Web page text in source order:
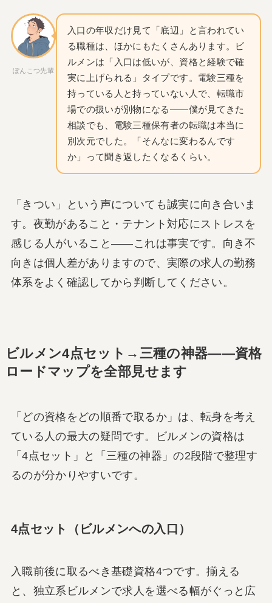
ぽんこつ先輩
入口の年収だけ見て「底辺」と言われてい
る職種は、ほかにもたくさんあります。ビ
ルメンは「入口は低いが、資格と経験で確
実に上げられる」タイプです。電験三種を
持っている人と持っていない人で、転職市
場での扱いが別物になる——僕が見てきた
相談でも、電験三種保有者の転職は本当に
別次元でした。「そんなに変わるんです
か」って聞き返したくなるくらい。
「きつい」という声についても誠実に向き合いま
す。夜勤があること・テナント対応にストレスを
感じる人がいること——これは事実です。向き不
向きは個人差がありますので、実際の求人の勤務
体系をよく確認してから判断してください。
ビルメン4点セット→三種の神器——資格
ロードマップを全部見せます
「どの資格をどの順番で取るか」は、転身を考え
ている人の最大の疑問です。ビルメンの資格は
「4点セット」と「三種の神器」の2段階で整理す
るのが分かりやすいです。
4点セット（ビルメンへの入口）
入職前後に取るべき基礎資格4つです。揃える
と、独立系ビルメンで求人を選べる幅がぐっと広